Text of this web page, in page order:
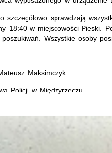
szczegółowo sprawdzają
18:40 w miejscowości Pieski.
Wszystkie osoby
Maksimczyk
Policji w Międzyrzeczu